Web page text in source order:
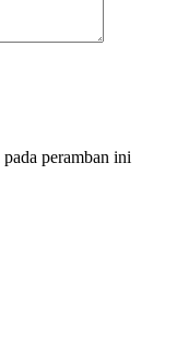
peramban ini